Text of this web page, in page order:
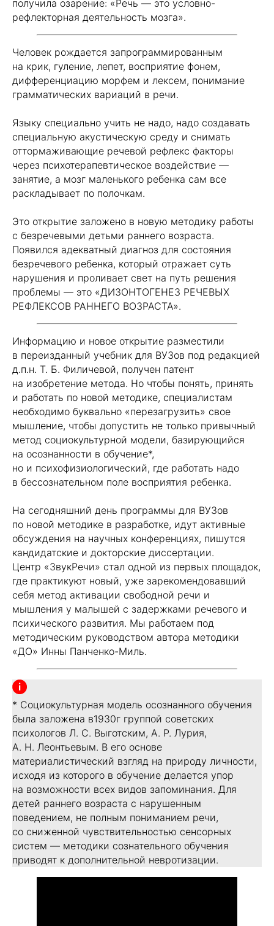
получила озарение: «Речь — это условно-
рефлекторная деятельность мозга».
Человек рождается запрограммированным
на крик, гуление, лепет, восприятие фонем,
дифференциацию морфем и лексем, понимание
грамматических вариаций в речи.
Языку специально учить не надо, надо создавать
специальную акустическую среду и снимать
оттормаживающие речевой рефлекс факторы
через психотерапевтическое воздействие —
занятие, а мозг маленького ребенка сам все
раскладывает по полочкам.
Это открытие заложено в новую методику работы
с безречевыми детьми раннего возраста.
Появился адекватный диагноз для состояния
безречевого ребенка, который отражает суть
нарушения и проливает свет на путь решения
проблемы — это «ДИЗОНТОГЕНЕЗ РЕЧЕВЫХ
РЕФЛЕКСОВ РАННЕГО ВОЗРАСТА».
Информацию и новое открытие разместили
в переизданный учебник для ВУЗов под редакцией
д.п.н. Т. Б. Филичевой, получен патент
на изобретение метода. Но чтобы понять, принять
и работать по новой методике, специалистам
необходимо буквально «перезагрузить» свое
мышление, чтобы допустить не только привычный
метод социокультурной модели, базирующийся
на осознанности в обучение*,
но и психофизиологический, где работать надо
в бессознательном поле восприятия ребенка.
На сегодняшний день программы для ВУЗов
по новой методике в разработке, идут активные
обсуждения на научных конференциях, пишутся
кандидатские и докторские диссертации.
Центр «ЗвукРечи» стал одной из первых площадок,
где практикуют новый, уже зарекомендовавший
себя метод активации свободной речи и
мышления у малышей с задержками речевого и
психического развития. Мы работаем под
методическим руководством автора методики
«ДО» Инны Панченко-Миль.
* Социокультурная модель осознанного обучения
была заложена в1930г группой советских
психологов Л. С. Выготским, А. Р. Лурия,
А. Н. Леонтьевым. В его основе
материалистический взгляд на природу личности,
исходя из которого в обучение делается упор
на возможности всех видов запоминания. Для
детей раннего возраста с нарушенным
поведением, не полным пониманием речи,
со сниженной чувствительностью сенсорных
систем — методики сознательного обучения
приводят к дополнительной невротизации.